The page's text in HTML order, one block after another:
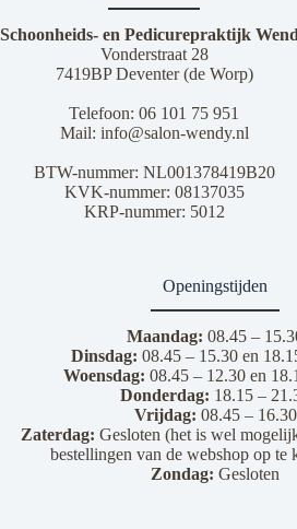
Schoonheids- en Pedicurepraktijk
Vonderstraat 28
7419BP Deventer (de Worp)
Telefoon: 06 101 75 951
Mail: info@salon-wendy.nl
BTW-nummer: NL001378419B20
KVK-nummer: 08137035
KRP-nummer: 5012
Openingstijden
Maandag:08.45 –
Dinsdag: 08.45 – 15.30 en
Woensdag: 08.45 – 12.30 en
Donderdag: 18.15 –
Vrijdag: 08.45 – 16.30
Zaterdag: Gesloten (het is wel
bestellingen van de webshop op te
Zondag: Gesloten